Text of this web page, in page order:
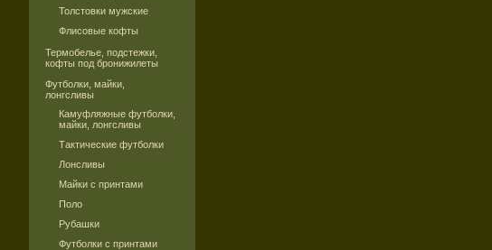
Толстовки мужские
Флисовые кофты
Термобелье, подстежки,
кофты под бронижилеты
Футболки, майки,
лонгсливы
Камуфляжные футболки,
майки, лонгсливы
Тактические футболки
Лонсливы
Майки с принтами
Поло
Рубашки
Футболки с принтами